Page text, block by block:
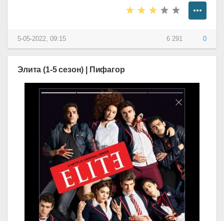
6 291 0
5-05-2022, 09:15
Элита (1-5 сезон) | Пифагор